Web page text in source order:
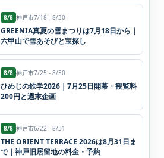
8/8 神戸市7/18 - 8/30
GREENIA真夏の雪まつりは7月18日から｜
六甲山で雪あそびと宝探し
8/8 神戸市7/25 - 8/30
ひめじの鉄学2026｜7月25日開幕・観覧料
200円と週末企画
8/8 神戸市6/22 - 8/31
THE ORIENT TERRACE 2026は8月31日ま
で｜神戸旧居留地の料金・予約